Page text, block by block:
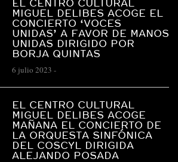
EL CENTRO CULTURAL
MIGUEL DELIBES ACOGE EL
CONCIERTO ‘VOCES
UNIDAS’ A FAVOR DE MANOS
UNIDAS DIRIGIDO POR
BORJA QUINTAS
6 julio 2023 -
EL CENTRO CULTURAL
MIGUEL DELIBES ACOGE
MAÑANA EL CONCIERTO DE
LA ORQUESTA SINFÓNICA
DEL COSCYL DIRIGIDA
ALEJANDO POSADA